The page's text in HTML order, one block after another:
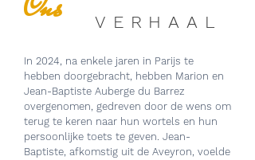
VERHAAL
In 2024, na enkele jaren in Parijs te
hebben doorgebracht, hebben Marion en
Jean-Baptiste Auberge du Barrez
overgenomen, gedreven door de wens om
terug te keren naar hun wortels en hun
persoonlijke toets te geven. Jean-
Baptiste, afkomstig uit de Aveyron, voelde